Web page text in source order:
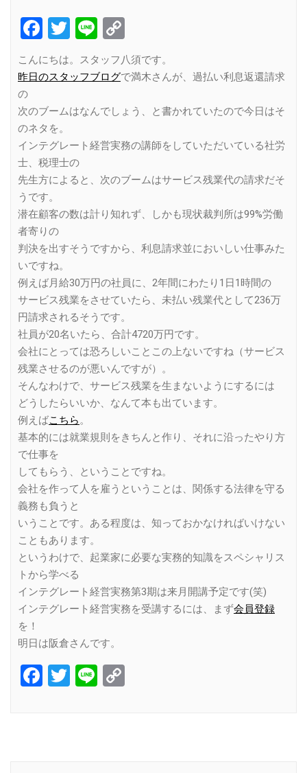
Facebook
Twitter
Line
Link
こんにちは。スタッフ八須です。
昨日のスタッフブログで満木さんが、過払い利息返還請求
の
次のブームはなんでしょう、と書かれていたので今日はそ
のネタを。
インテグレート経営実務の講師をしていただいている社労
士、税理士の
先生方によると、次のブームはサービス残業代の請求だそ
うです。
潜在顧客の数は計り知れず、しかも現状裁判所は99%労働
者寄りの
判決を出すそうですから、利息請求並においしい仕事みた
いですね。
例えば月給30万円の社員に、2年間にわたり1日1時間の
サービス残業をさせていたら、未払い残業代として236万
円請求されるそうです。
社員が20名いたら、合計4720万円です。
会社にとっては恐ろしいことこの上ないですね（サービス
残業させるのが悪いんですが）。
そんなわけで、サービス残業を生まないようにするには
どうしたらいいか、なんて本も出ています。
例えばこちら。
基本的には就業規則をきちんと作り、それに沿ったやり方
で仕事を
してもらう、ということですね。
会社を作って人を雇うということは、関係する法律を守る
義務も負うと
いうことです。ある程度は、知っておかなければいけない
こともあります。
というわけで、起業家に必要な実務的知識をスペシャリス
トから学べる
インテグレート経営実務第3期は来月開講予定です(笑)
インテグレート経営実務を受講するには、まず会員登録
を！
明日は阪倉さんです。
Facebook
Twitter
Line